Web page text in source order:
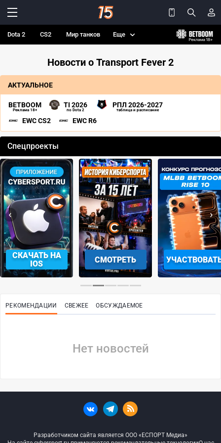
Dota 2 CS2 Мир танков Еще
Новости о Transport Fever 2
АКТУАЛЬНОЕ
BETBOOM
Реклама 18+
TI 2026
по Dota 2
РПЛ 2026-2027
таблица и расписание
EWC CS2 EWC R6
Спецпроекты
СКАЧАТЬ НА
IOS
СМОТРЕТЬ
‹ ›
РЕКОМЕНДАЦИИ СВЕЖЕЕ ОБСУЖДАЕМОЕ
Нет новостей
Разработчиком сайта является ООО «ЕСПОРТ Медиа»